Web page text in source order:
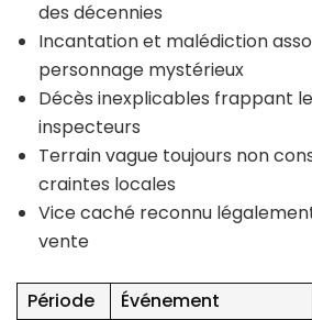
des décennies
Incantation et malédiction
personnage mystérieux
Décès inexplicables frappant
inspecteurs
Terrain vague toujours non
craintes locales
Vice caché reconnu
vente
Période Événement